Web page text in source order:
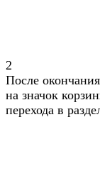
2
После
на значок
перехода в